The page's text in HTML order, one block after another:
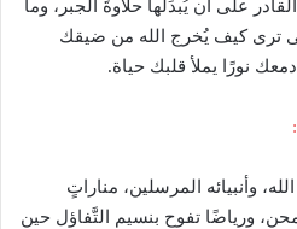
على أن يُبدِّلها حلاوةَ الجبر، وما
ترى كيف يُخرج الله من ضيقك
نورًا يملأ قلبك حياة.
وأنبيائه المرسلين، مناراتٍ
ورياضًا تفوح بنسيم التَّفاؤل حين